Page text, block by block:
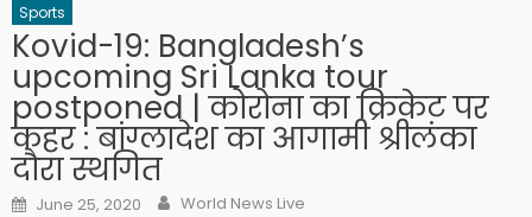
Sports
Kovid-19: Bangladesh’s
upcoming Sri Lanka tour
postponed | कोरोना का क्रिकेट पर
कहर : बांग्लादेश का आगामी श्रीलंका
दौरा स्थगित
Posted on
June 25, 2020 Author
World News Live